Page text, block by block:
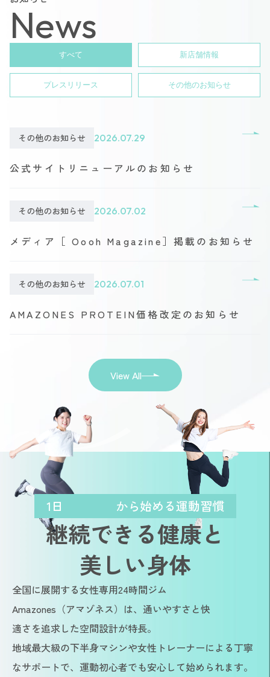
News
すべて 新店舗情報
プレスリリース その他のお知らせ
その他のお知らせ 2026.07.29
公式サイトリニューアルのお知らせ
その他のお知らせ 2026.07.02
メディア［ Oooh Magazine］掲載のお知らせ
その他のお知らせ 2026.07.01
AMAZONES PROTEIN価格改定のお知らせ
View All
1日 から始める運動習慣
継続できる健康と
美しい身体
全国に展開する女性専用24時間ジム
Amazones（アマゾネス）は、通いやすさと快
適さを追求した空間設計が特長。
地域最大級の下半身マシンや女性トレーナーによる丁寧
なサポートで、運動初心者でも安心して始められます。